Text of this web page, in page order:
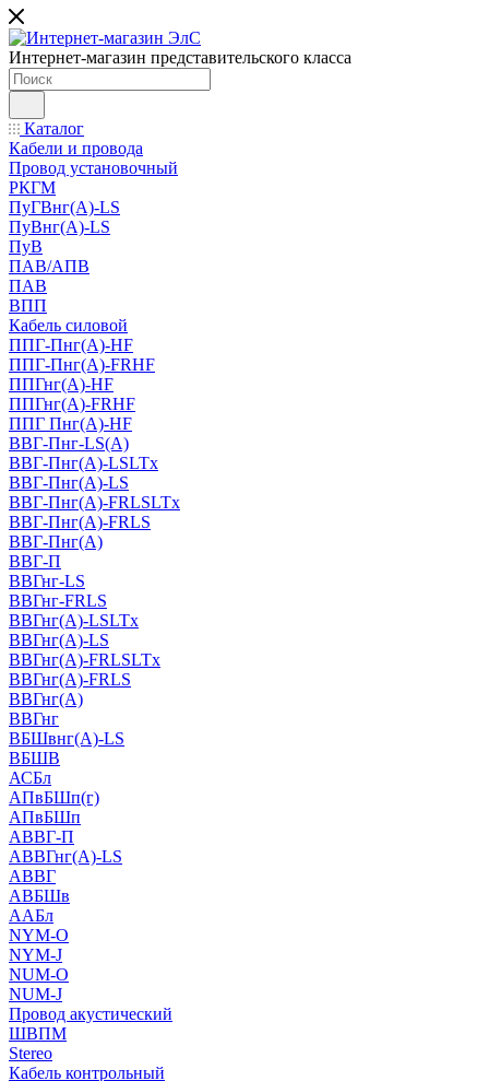
Интернет-магазин представительского класса
Каталог
Кабели и провода
Провод установочный
РКГМ
ПуГВнг(А)-LS
ПуВнг(А)-LS
ПуВ
ПАВ/АПВ
ПАВ
ВПП
Кабель силовой
ППГ-Пнг(А)-HF
ППГ-Пнг(А)-FRHF
ППГнг(А)-HF
ППГнг(А)-FRHF
ППГ Пнг(А)-HF
ВВГ-Пнг-LS(А)
ВВГ-Пнг(А)-LSLTx
ВВГ-Пнг(А)-LS
ВВГ-Пнг(А)-FRLSLTx
ВВГ-Пнг(А)-FRLS
ВВГ-Пнг(А)
ВВГ-П
ВВГнг-LS
ВВГнг-FRLS
ВВГнг(А)-LSLTx
ВВГнг(А)-LS
ВВГнг(А)-FRLSLTx
ВВГнг(А)-FRLS
ВВГнг(А)
ВВГнг
ВБШвнг(А)-LS
ВБШВ
АСБл
АПвБШп(г)
АПвБШп
АВВГ-П
АВВГнг(А)-LS
АВВГ
АВБШв
ААБл
NYM-O
NYM-J
NUM-О
NUM-J
Провод акустический
ШВПМ
Stereo
Кабель контрольный